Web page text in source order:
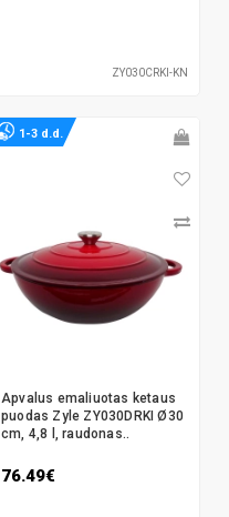
ZY030CRKI-KN
Apvalus emaliuotas ketaus
puodas Zyle ZY030DRKI Ø30
cm, 4,8 l, raudonas..
76.49€
1-3 d.d.